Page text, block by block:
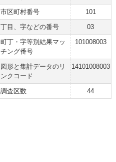
市区町村番号
101
丁目、字などの番号
03
町丁・字等別結果マッ
チング番号
101008003
図形と集計データのリ
ンクコード
14101008003
調査区数 44